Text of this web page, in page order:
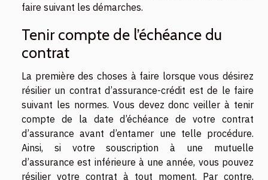
faire suivant les démarches.
Tenir compte de l’échéance du
contrat
La première des choses à faire lorsque vous désirez
résilier un contrat d’assurance-crédit est de le faire
suivant les normes. Vous devez donc veiller à tenir
compte de la date d’échéance de votre contrat
d’assurance avant d’entamer une telle procédure.
Ainsi, si votre souscription à une mutuelle
d’assurance est inférieure à une année, vous pouvez
résilier votre contrat à tout moment. Par contre,